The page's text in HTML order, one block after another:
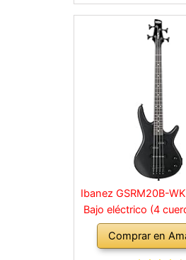
Ibanez GSRM20B-
Bajo eléctrico (4
negro
Comprar en